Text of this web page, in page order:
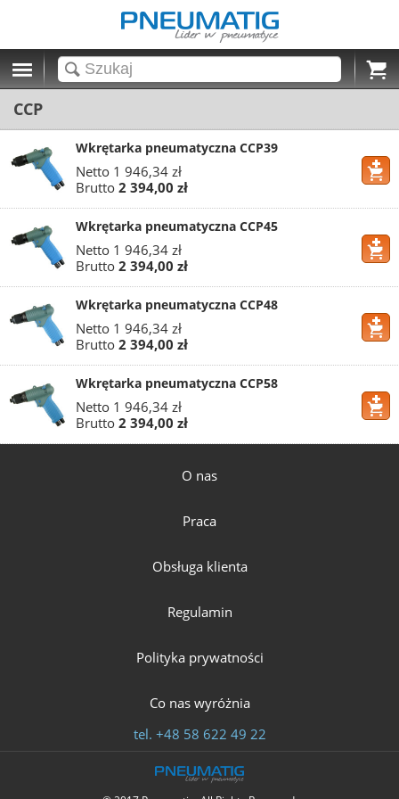
Cart
CCP
Wkrętarka pneumatyczna CCP39
Netto 1 946,34 zł
Brutto 2 394,00 zł
Wkrętarka pneumatyczna CCP45
Netto 1 946,34 zł
Brutto 2 394,00 zł
Wkrętarka pneumatyczna CCP48
Netto 1 946,34 zł
Brutto 2 394,00 zł
Wkrętarka pneumatyczna CCP58
Netto 1 946,34 zł
Brutto 2 394,00 zł
O nas
Praca
Obsługa klienta
Regulamin
Polityka prywatności
Co nas wyróżnia
tel. +48 58 622 49 22